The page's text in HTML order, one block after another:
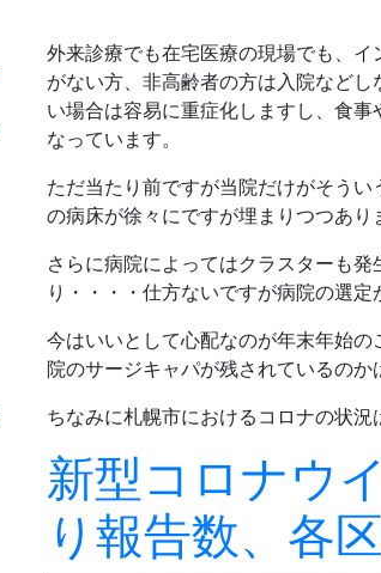
外来診療でも在宅医療の現場でも、
がない方、非高齢者の方は入院など
い場合は容易に重症化しますし、食
なっています。
ただ当たり前ですが当院だけがそう
の病床が徐々にですが埋まりつつあり
さらに病院によってはクラスターも
り・・・・仕方ないですが病院の選定
今はいいとして心配なのが年末年始
院のサージキャパが残されているのか
ちなみに札幌市におけるコロナの状
新型コロナウ
り報告数、各